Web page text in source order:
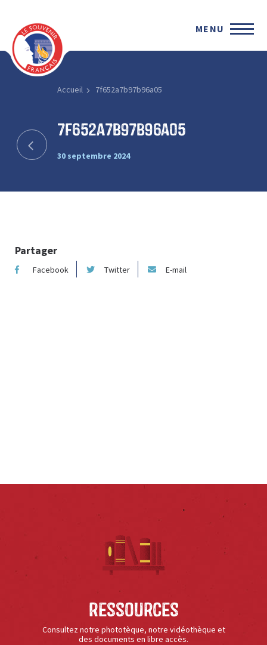
MENU
Accueil 7f652a7b97b96a05
7f652a7b97b96a05
30 septembre 2024
Partager
Facebook Twitter E-mail
Ressources
Consultez notre phototèque, notre vidéothèque et
des documents en libre accès.